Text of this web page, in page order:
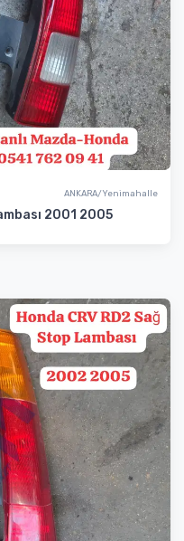
ANKARA/Yenimahalle
2001 2005